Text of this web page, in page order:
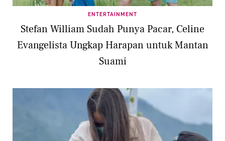
ENTERTAINMENT
Stefan William Sudah Punya Pacar, Celine
Evangelista Ungkap Harapan untuk Mantan
Suami